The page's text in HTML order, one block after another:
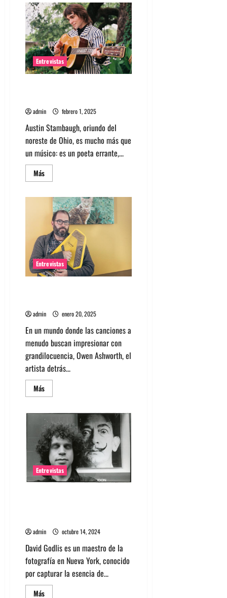
Entrevista
a
Lee
Sang
Bin
(이
상
빈)
y
Kim
Kyu
de
Entrevistas
admin febrero 1, 2025
Austin Stambaugh, oriundo del
noreste de Ohio, es mucho más que
un músico: es un poeta errante,...
MásLeer
más
Entrevista
Austin
Stambaugh:
pionero
folk
contemporáneo
Entrevistas
admin enero 20, 2025
En un mundo donde las canciones a
menudo buscan impresionar con
grandilocuencia, Owen Ashworth, el
artista detrás...
MásLeer
más
Entrevista
Advance
Base:
Sonido
onírico
y
nostálgico
Entrevistas
admin octubre 14, 2024
David Godlis es un maestro de la
fotografía en Nueva York, conocido
por capturar la esencia de...
MásLeer